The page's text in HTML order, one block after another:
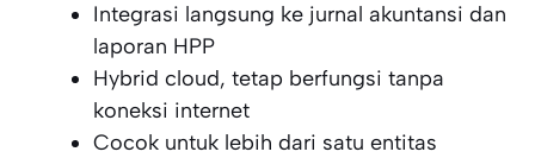
Integrasi langsung ke jurnal akuntansi dan
laporan HPP
Hybrid cloud, tetap berfungsi tanpa
koneksi internet
Cocok untuk lebih dari satu entitas